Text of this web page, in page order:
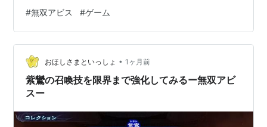
か風がいないっぽいんだが・・） この技範囲が狭いので
す。ということは・・ダメージが高いはず！！（という
願望） というわけで、曹操、黄蓋、劉備の召喚技を限界
まで強化してみました。 夏侯惇は斬ビルドに慣れていな
い、知識が少ないのでまたいつかチャレンジしたい。 ま
ず曹操さん。操作英傑…
#無双アビス #ゲーム
おほしさまといっしょ • 1ヶ月前
紫鸞の召喚技を限界まで強化してみるー無双アビ
スー